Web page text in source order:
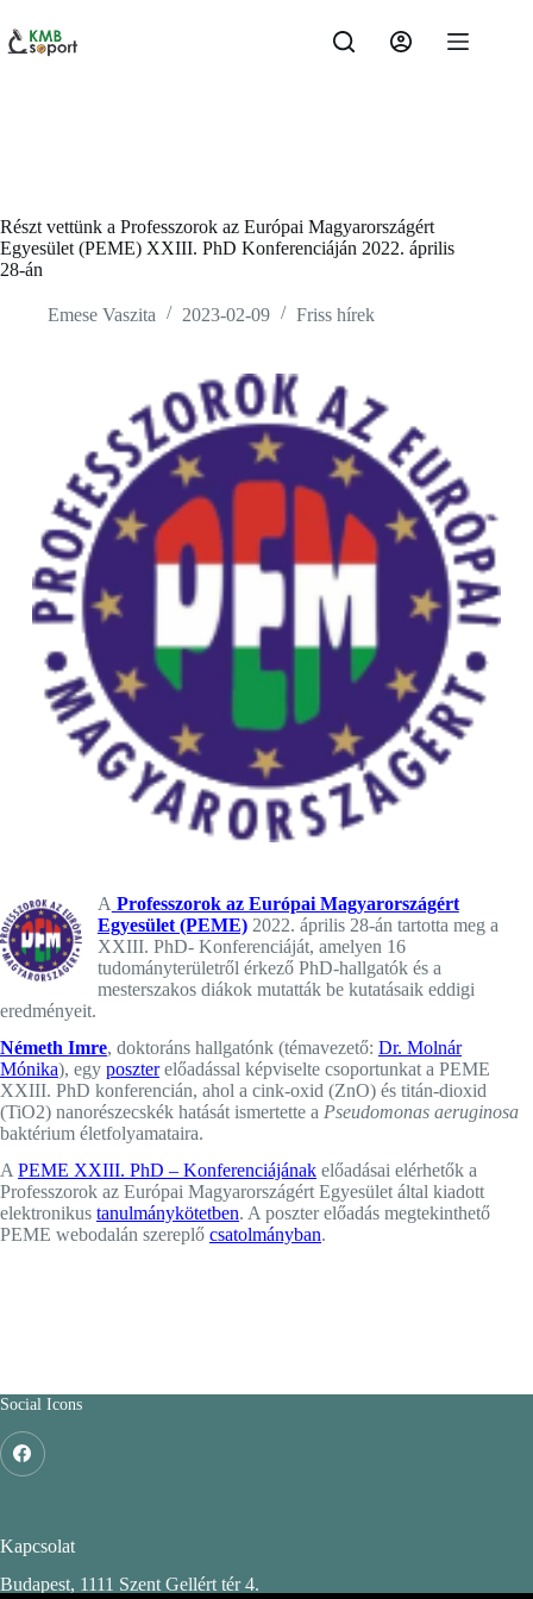
content
Részt vettünk a Professzorok az Európai Magyarországért
Egyesület (PEME) XXIII. PhD Konferenciáján 2022. április
28-án
Emese Vaszita 2023-02-09 Friss hírek
A Professzorok az Európai Magyarországért
Egyesület (PEME)2022. április 28-án tartotta meg a
XXIII. PhD- Konferenciáját, amelyen 16
tudományterületről érkező PhD-hallgatók és a
mesterszakos diákok mutatták be kutatásaik eddigi
eredményeit.
Németh Imre, doktoráns hallgatónk (témavezető: Dr. Molnár
Mónika), egy poszterelőadással képviselte csoportunkat a PEME
XXIII. PhD konferencián, ahol a cink-oxid (ZnO) és titán-dioxid
(TiO2) nanorészecskék hatását ismertette a Pseudomonas aeruginosa
baktérium életfolyamataira.
A PEME XXIII. PhD – Konferenciájának előadásai elérhetők a
Professzorok az Európai Magyarországért Egyesület által kiadott
elektronikus tanulmánykötetben. A poszter előadás megtekinthető
PEME webodalán szereplő csatolmányban.
Social Icons
Kapcsolat
Budapest, 1111 Szent Gellért tér 4.